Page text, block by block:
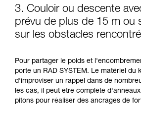
3. Couloir ou descente
prévu de plus de 15 m ou
sur les obstacles
Pour partager le poids et
porte un RAD SYSTEM. Le matériel du
d'improviser un rappel dans de
les cas, il peut être complété
pitons pour réaliser des ancrages de